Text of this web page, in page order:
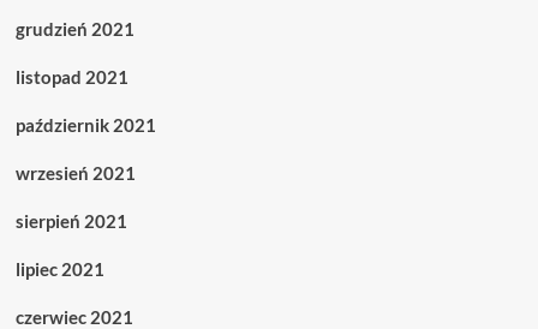
grudzień 2021
listopad 2021
październik 2021
wrzesień 2021
sierpień 2021
lipiec 2021
czerwiec 2021